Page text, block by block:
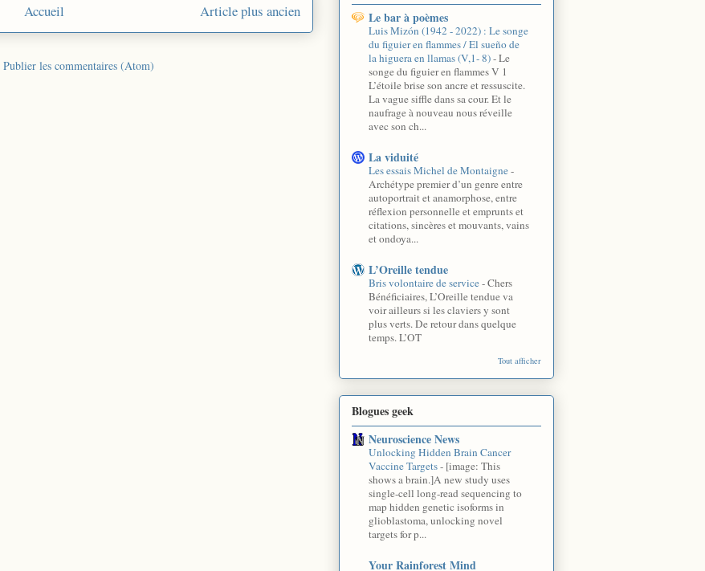
Article plus ancien
Accueil
Publier les commentaires (Atom)
Le bar à poèmes
Luis Mizón (1942 - 2022) : Le songe
du figuier en flammes / El sueño de
la higuera en llamas (V,1- 8)-Le
songe du figuier en flammes V 1
L’étoile brise son ancre et ressuscite.
La vague siffle dans sa cour. Et le
naufrage à nouveau nous réveille
avec son ch...
La viduité
Les essais Michel de Montaigne-
Archétype premier d’un genre entre
autoportrait et anamorphose, entre
réflexion personnelle et emprunts et
citations, sincères et mouvants, vains
et ondoya...
L’Oreille tendue
Bris volontaire de service-Chers
Bénéficiaires, L’Oreille tendue va
voir ailleurs si les claviers y sont
plus verts. De retour dans quelque
temps. L’OT
Tout afficher
Blogues geek
Neuroscience News
Unlocking Hidden Brain Cancer
Vaccine Targets- [image: This
shows a brain.]A new study uses
single-cell long-read sequencing to
map hidden genetic isoforms in
glioblastoma, unlocking novel
targets for p...
Your Rainforest Mind